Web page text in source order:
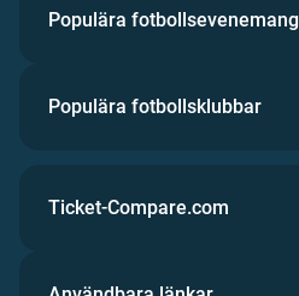
Populära fotbollsevenemang
Populära fotbollsklubbar
Ticket-Compare.com